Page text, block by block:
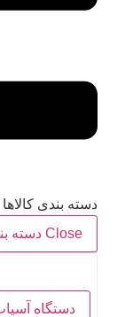
دسته بندی کالاها
Close دسته بندی کالاها
دستگاه